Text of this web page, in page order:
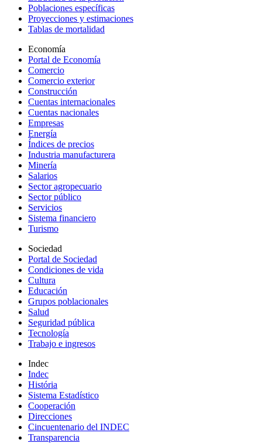
Poblaciones específicas
Proyecciones y estimaciones
Tablas de mortalidad
Economía
Portal de Economía
Comercio
Comercio exterior
Construcción
Cuentas internacionales
Cuentas nacionales
Empresas
Energía
Índices de precios
Industria manufacturera
Minería
Salarios
Sector agropecuario
Sector público
Servicios
Sistema financiero
Turismo
Sociedad
Portal de Sociedad
Condiciones de vida
Cultura
Educación
Grupos poblacionales
Salud
Seguridad pública
Tecnología
Trabajo e ingresos
Indec
Indec
História
Sistema Estadístico
Cooperación
Direcciones
Cincuentenario del INDEC
Transparencia